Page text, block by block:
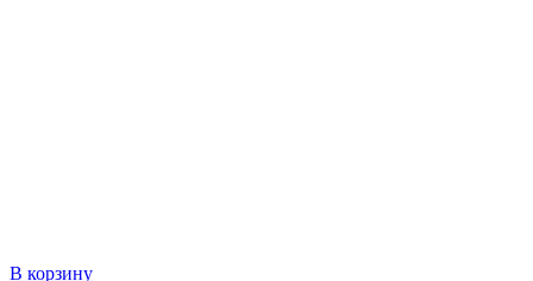
В корзину